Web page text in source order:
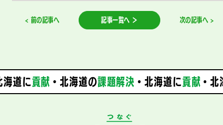
< 前の記事へ 記事一覧へ ＞ 次の記事へ >
道に貢献・北海道の課題解決・ 北海道に貢献・北